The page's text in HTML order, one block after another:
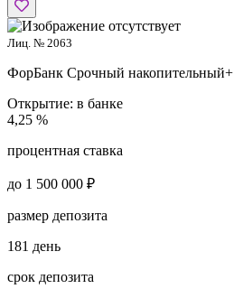
Лиц. № 2063
ФорБанк Срочный накопительный+
Открытие: в банке
4,25 %
процентная ставка
до 1 500 000 ₽
размер депозита
181 день
срок депозита